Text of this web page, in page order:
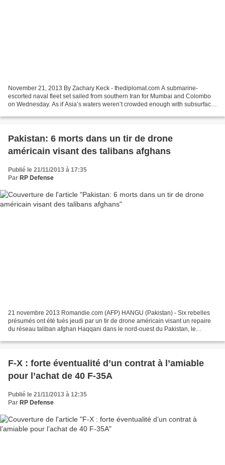
November 21, 2013 By Zachary Keck - thediplomat.com A submarine-
escorted naval fleet set sailed from southern Iran for Mumbai and Colombo
on Wednesday. As if Asia’s waters weren’t crowded enough with subsurface
Pakistan: 6 morts dans un tir de drone
américain visant des talibans afghans
Publié le 21/11/2013 à 17:35
Par RP Defense
21 novembre 2013 Romandie.com (AFP) HANGU (Pakistan) - Six rebelles
présumés ont été tués jeudi par un tir de drone américain visant un repaire
du réseau taliban afghan Haqqani dans le nord-ouest du Pakistan, le
F-X : forte éventualité d’un contrat à l’amiable
pour l’achat de 40 F-35A
Publié le 21/11/2013 à 12:35
Par RP Defense